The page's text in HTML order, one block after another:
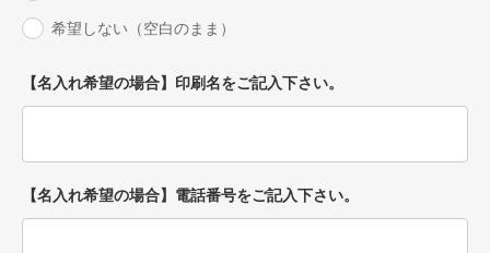
希望しない（空白のまま）
【名入れ希望の場合】印刷名をご記入下さい。
【名入れ希望の場合】電話番号をご記入下さい。